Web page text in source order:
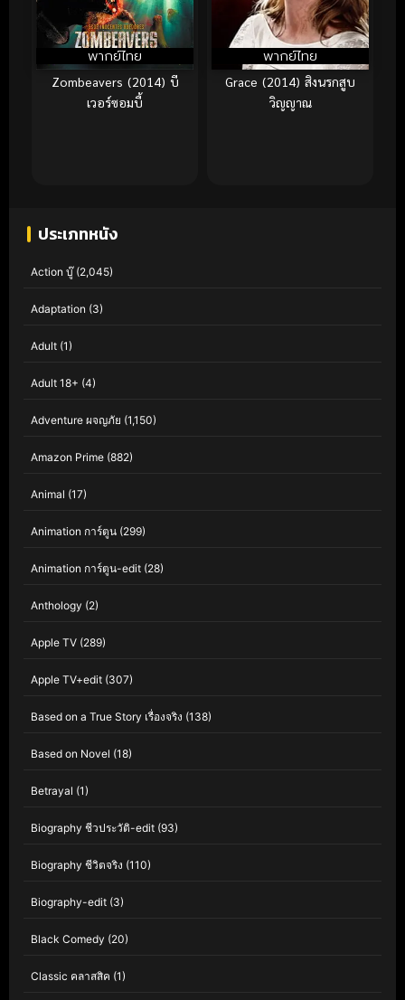
พากย์ไทย
Zombeavers (2014) บี
เวอร์ซอมบี้
พากย์ไทย
Grace (2014) สิงนรกสูบ
วิญญาณ
ประเภทหนัง
Action บู๊(2,045)
Adaptation (3)
Adult (1)
Adult 18+ (4)
Adventure ผจญภัย (1,150)
Amazon Prime (882)
Animal (17)
Animation การ์ตูน (299)
Animation การ์ตูน-edit (28)
Anthology (2)
Apple TV (289)
Apple TV+edit (307)
Based on a True Story เรื่องจริง (138)
Based on Novel (18)
Betrayal (1)
Biography ชีวประวัติ-edit (93)
Biography ชีวิตจริง (110)
Biography-edit (3)
Black Comedy (20)
Classic คลาสสิค (1)